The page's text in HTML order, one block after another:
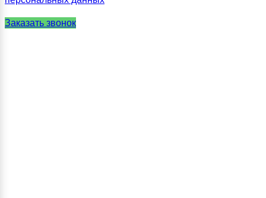
Заказать звонок